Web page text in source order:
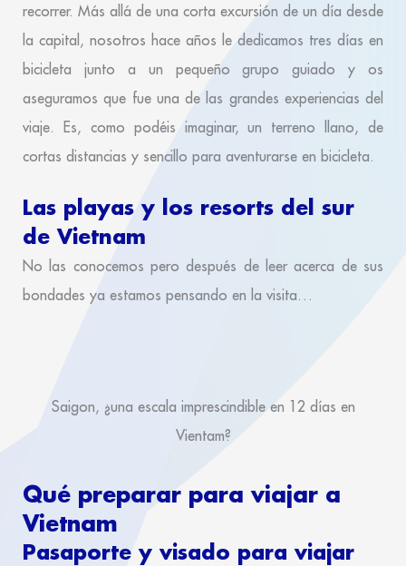
recorrer. Más allá de una corta excursión de un día desde
la capital, nosotros hace años le dedicamos tres días en
bicicleta junto a un pequeño grupo guiado y os
aseguramos que fue una de las grandes experiencias del
viaje. Es, como podéis imaginar, un terreno llano, de
cortas distancias y sencillo para aventurarse en bicicleta.
Las playas y los resorts del sur
de Vietnam
No las conocemos pero después de leer acerca de sus
bondades ya estamos pensando en la visita…
Saigon, ¿una escala imprescindible en 12 días en
Vientam?
Qué preparar para viajar a
Vietnam
Pasaporte y visado para viajar